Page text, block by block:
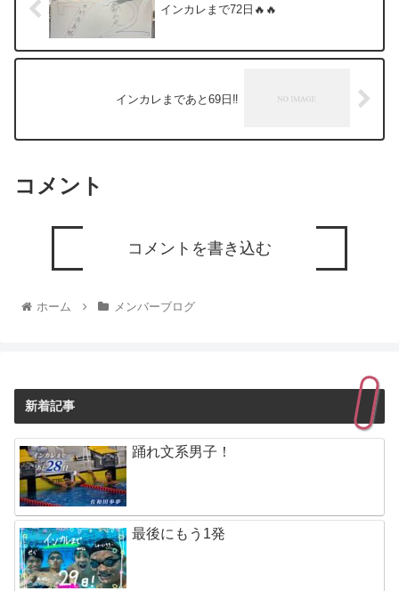
インカレまで72日🔥🔥
インカレまであと69日‼️
コメント
コメントを書き込む
ホーム メンバーブログ
新着記事
踊れ文系男子！
最後にもう1発